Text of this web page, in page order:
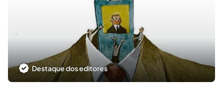
Destaque dos editores